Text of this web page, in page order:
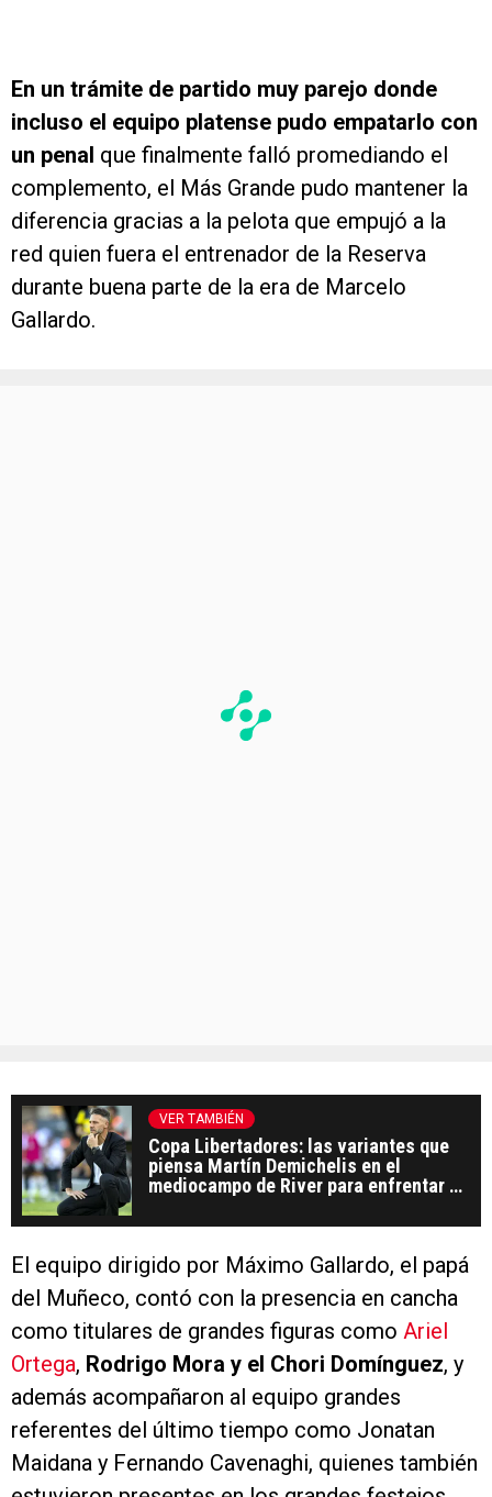
En un trámite de partido muy parejo donde
incluso el equipo platense pudo empatarlo con
un penal que finalmente falló promediando el
complemento, el Más Grande pudo mantener la
diferencia gracias a la pelota que empujó a la
red quien fuera el entrenador de la Reserva
durante buena parte de la era de Marcelo
Gallardo.
VER TAMBIÉN
Copa Libertadores: las variantes que
piensa Martín Demichelis en el
mediocampo de River para enfrentar a
El equipo dirigido por Máximo Gallardo, el papá
del Muñeco, contó con la presencia en cancha
como titulares de grandes figuras como Ariel
Ortega, Rodrigo Mora y el Chori Domínguez, y
además acompañaron al equipo grandes
referentes del último tiempo como Jonatan
Maidana y Fernando Cavenaghi, quienes también